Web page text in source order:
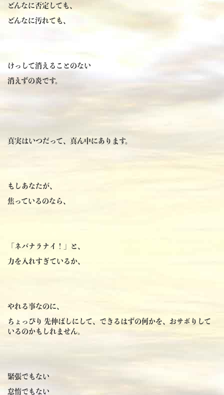
どんなに否定しても、
どんなに汚れても、
けっして消えることのない
消えずの炎です。
真実はいつだって、真ん中にあります。
もしあなたが、
焦っているのなら、
「ネバナラナイ！」と、
力を入れすぎているか、
やれる事なのに、
ちょっぴり 先伸ばしにして、できるはずの何かを、おサボりして
いるのかもしれません。
緊張でもない
怠惰でもない